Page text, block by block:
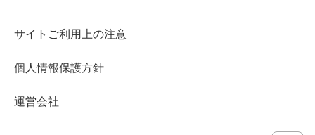
サイトご利用上の注意
個人情報保護方針
運営会社